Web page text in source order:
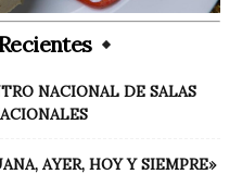
NACIONAL DE SALAS
AYER, HOY Y SIEMPRE»